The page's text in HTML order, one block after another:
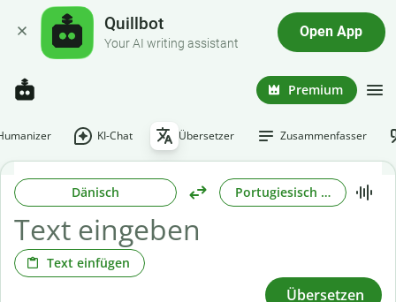
Quillbot
Your AI writing assistant
Open App
Premium
KI-Chat Übersetzer Zusammenfasser
Dänisch Portugiesisch
Text einfügen
Übersetzen